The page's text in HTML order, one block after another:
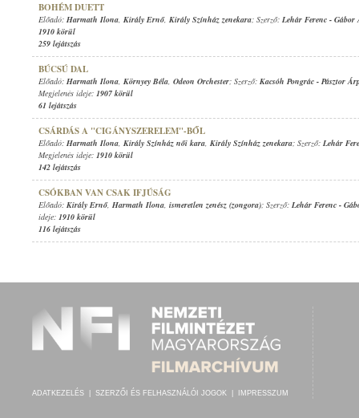
BOHÉM DUETT
Előadó: Harmath Ilona, Király Ernő, Király Színház zenekara; Szerző: Lehár Ferenc - Gábor
1910 körül
259 lejátszás
BÚCSÚ DAL
Előadó: Harmath Ilona, Környey Béla, Odeon Orchester; Szerző: Kacsóh Pongrác - Pásztor
Megjelenés ideje: 1907 körül
61 lejátszás
CSÁRDÁS A "CIGÁNYSZERELEM"-BŐL
Előadó: Harmath Ilona, Király Színház női kara, Király Színház zenekara; Szerző: Lehár
Megjelenés ideje: 1910 körül
142 lejátszás
CSÓKBAN VAN CSAK IFJÚSÁG
Előadó: Király Ernő, Harmath Ilona, ismeretlen zenész (zongora); Szerző: Lehár Ferenc -
ideje: 1910 körül
116 lejátszás
ADATKEZELÉS SZERZŐI ÉS FELHASZNÁLÓI JOGOK IMPRESSZUM